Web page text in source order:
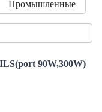
Промышленные
90W,300W)